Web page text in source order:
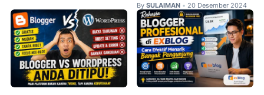
By SULAIMAN • 20 Desember 2024